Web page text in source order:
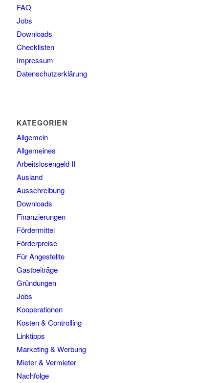
FAQ
Jobs
Downloads
Checklisten
Impressum
Datenschutzerklärung
KATEGORIEN
Allgemein
Allgemeines
Arbeitslosengeld II
Ausland
Ausschreibung
Downloads
Finanzierungen
Fördermittel
Förderpreise
Für Angestellte
Gastbeiträge
Gründungen
Jobs
Kooperationen
Kosten & Controlling
Linktipps
Marketing & Werbung
Mieter & Vermieter
Nachfolge